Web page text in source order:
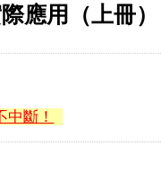
應用（上冊）
斷！